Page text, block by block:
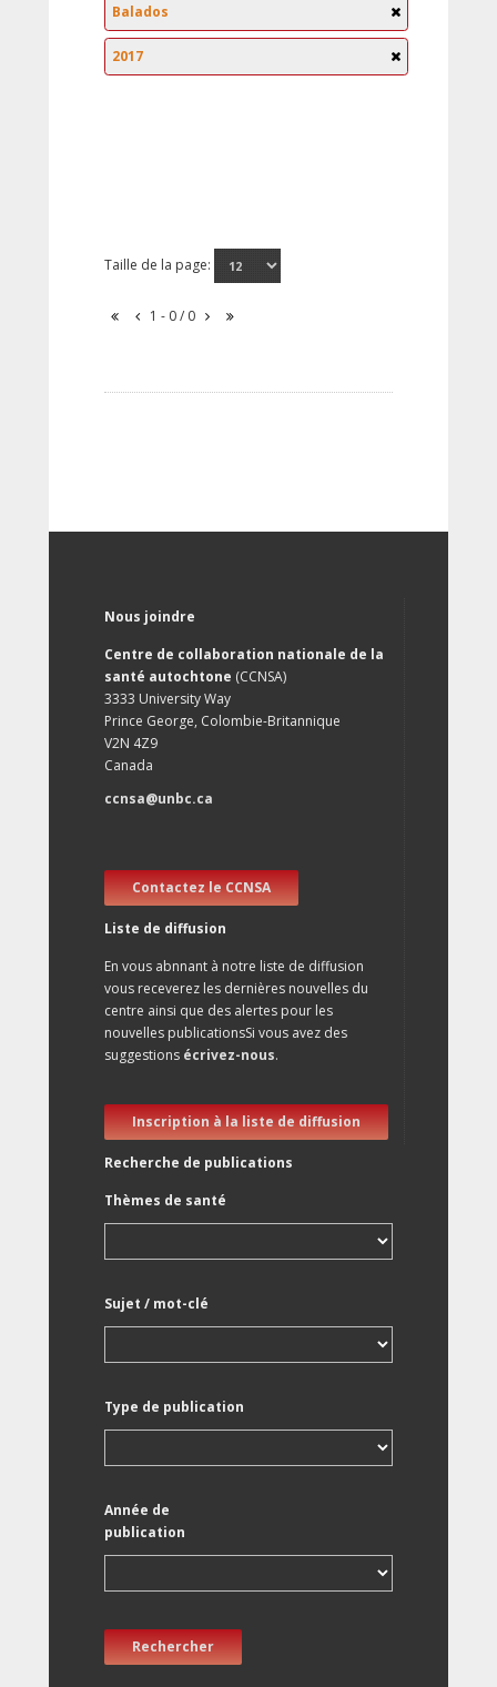
Balados
2017
Taille de la page:
1 - 0 / 0
Nous joindre
Centre de collaboration nationale de la
santé autochtone (CCNSA)
3333 University Way
Prince George, Colombie-Britannique
V2N 4Z9
Canada
ccnsa@unbc.ca
Contactez le CCNSA
Liste de diffusion
En vous abnnant à notre liste de diffusion
vous receverez les dernières nouvelles du
centre ainsi que des alertes pour les
nouvelles publicationsSi vous avez des
suggestions écrivez-nous.
Inscription à la liste de diffusion
Recherche de publications
Thèmes de santé
Sujet / mot-clé
Type de publication
Année de
publication
Rechercher